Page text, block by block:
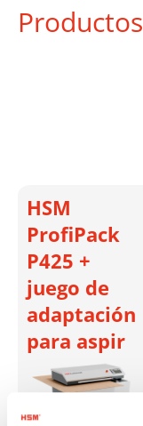
Productos
HSM
ProfiPack
P425 +
juego de
adaptación
para aspir